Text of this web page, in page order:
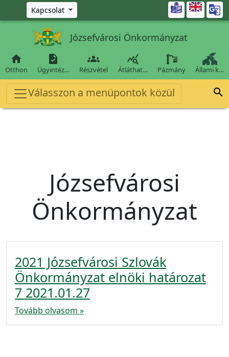
Ugrás a fő tartalomra
Kapcsolat 
Józsefvárosi Önkormányzat

Otthon

Ügyintéz…

Részvétel

Átláthat… Pázmány Állami k…
Válasszon a menüpontok közül 
Józsefvárosi
Önkormányzat
2021 Józsefvárosi Szlovák
Önkormányzat elnöki határozat
7 2021.01.27
Tovább olvasom »